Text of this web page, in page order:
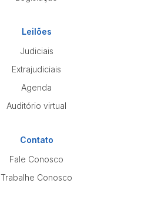
Leilões
Judiciais
Extrajudiciais
Agenda
Auditório virtual
Contato
Fale Conosco
Trabalhe Conosco